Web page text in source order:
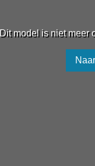
Dit model is niet meer